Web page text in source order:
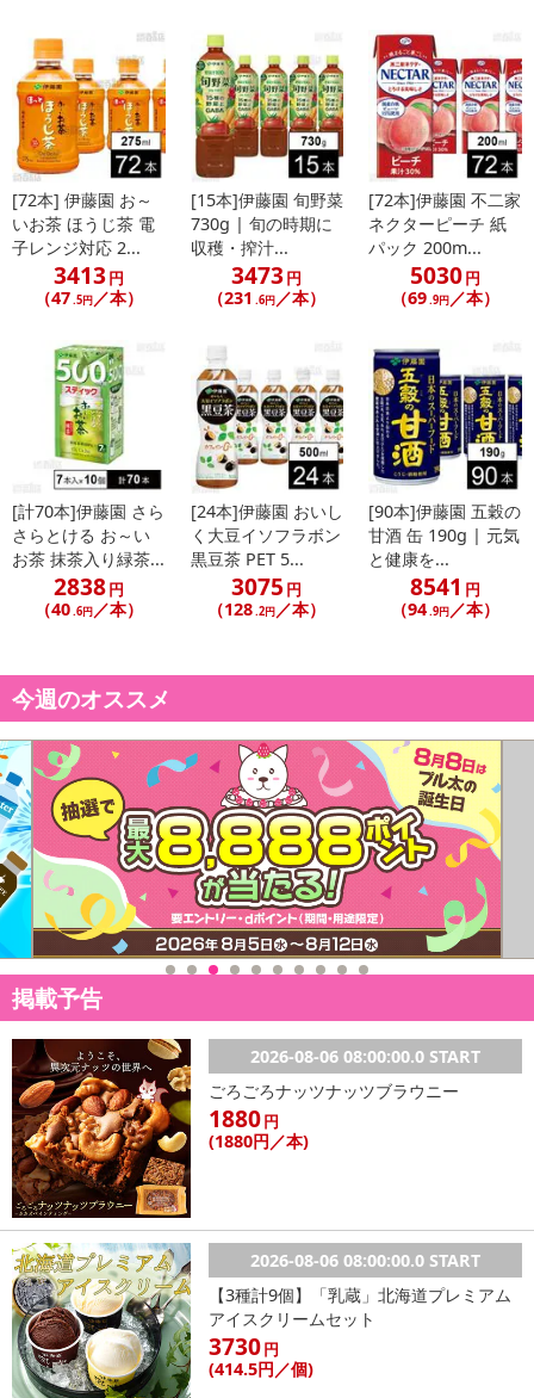
[72本] 伊藤園 お～
いお茶 ほうじ茶 電
子レンジ対応 2...
3413円
（47.5円／本）
[15本]伊藤園 旬野菜
730g | 旬の時期に
収穫・搾汁...
3473円
（231 .6円／本）
[72本]伊藤園 不二家
ネクターピーチ 紙
パック 200m...
5030円
（69.9円／本）
[計70本]伊藤園 さら
さらとける お～い
お茶 抹茶入り緑茶...
2838円
（40.6円／本）
[24本]伊藤園 おいし
く大豆イソフラボン
黒豆茶 PET 5...
3075 円
（128.2円／本）
[90本]伊藤園 五穀の
甘酒 缶 190g | 元気
と健康を...
8541 円
（94.9円／本）
今週のオススメ
掲載予告
2026-08-06 08:00:00.0 START
ごろごろナッツナッツブラウニー
1880円
(1880円 ／本)
2026-08-06 08:00:00.0 START
【3種計9個】「乳蔵」北海道プレミアム
アイスクリームセット
3730円
(414.5円 ／個)